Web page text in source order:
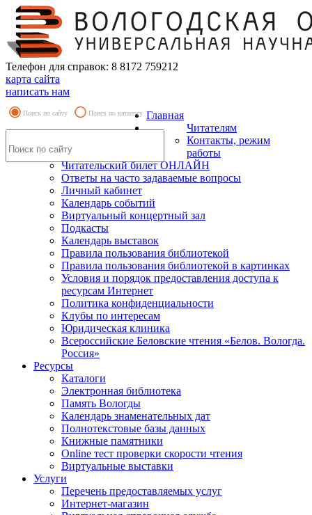
Телефон для справок: 8 8172 759212
карта сайта
написать нам
Поиск по сайту Поиск по каталогу Главная
Читателям
Контакты, режим
работы
Читательский билет ОНЛАЙН
Ответы на часто задаваемые вопросы
Личный кабинет
Календарь событий
Виртуальный концертный зал
Подкасты
Календарь выставок
Правила пользования библиотекой
Правила пользования библиотекой в картинках
Условия и порядок предоставления доступа к
ресурсам Интернет
Политика конфиденциальности
Клубы по интересам
Юридическая клиника
Всероссийские Беловские чтения «Белов. Вологда.
Россия»
Ресурсы
Каталоги
Электронная библиотека
Память Вологды
Календарь знаменательных дат
Полнотекстовые базы данных
Книжные памятники
Online тест проверки скорости чтения
Виртуальные выставки
Услуги
Перечень предоставляемых услуг
Интернет-магазин